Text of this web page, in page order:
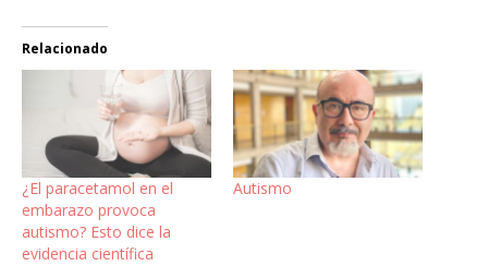
Relacionado
¿El paracetamol en el
embarazo provoca
autismo? Esto dice la
evidencia científica
Autismo